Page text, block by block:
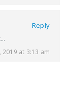
Reply
at 3:13 am